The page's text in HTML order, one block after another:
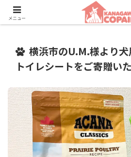
保護動物たちに、新しい家族との
横浜市のU.M.様より
トイレシートをご寄贈い
メニュー